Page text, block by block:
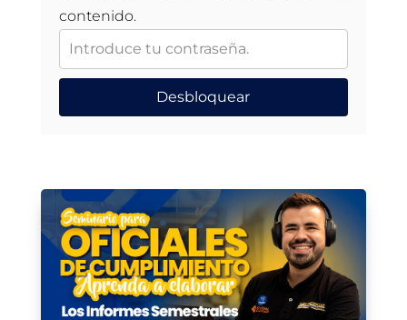
contenido.
Desbloquear